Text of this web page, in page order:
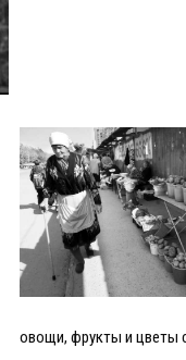
овощи, фрукты и цветы